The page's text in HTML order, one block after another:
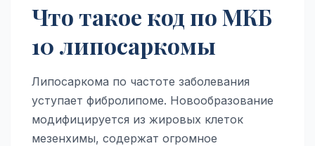
Что такое код по МКБ
10 липосаркомы
Липосаркома по частоте заболевания
уступает фибролипоме. Новообразование
модифицируется из жировых клеток
мезенхимы, содержат огромное